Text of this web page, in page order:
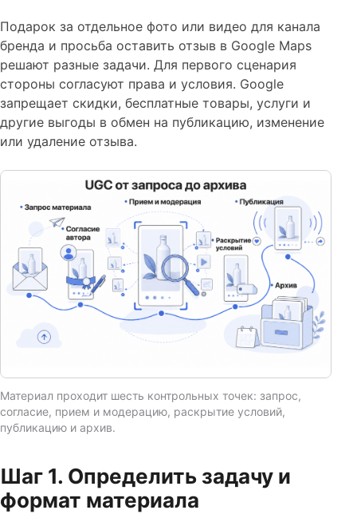
Подарок за отдельное фото или видео для канала
бренда и просьба оставить отзыв в Google Maps
решают разные задачи. Для первого сценария
стороны согласуют права и условия. Google
запрещает скидки, бесплатные товары, услуги и
другие выгоды в обмен на публикацию, изменение
или удаление отзыва.
Материал проходит шесть контрольных точек: запрос,
согласие, прием и модерацию, раскрытие условий,
публикацию и архив.
Шаг 1. Определить задачу и
формат материала